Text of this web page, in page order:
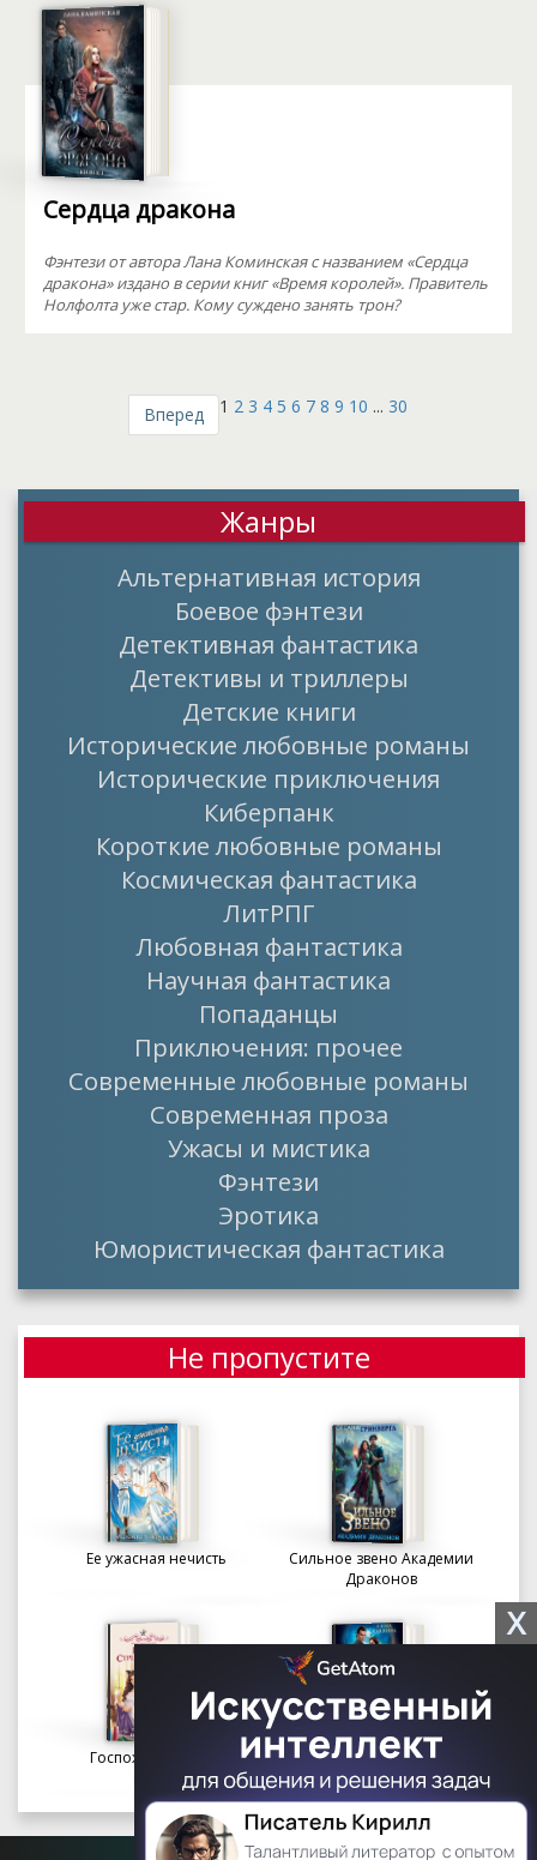
Сердца дракона
Фэнтези от автора Лана Коминская с названием «Сердца
дракона» издано в серии книг «Время королей». Правитель
Нолфолта уже стар. Кому суждено занять трон?
1 2 3 4 5 6 7 8 9 10 ... 30
Вперед
Жанры
Альтернативная история
Боевое фэнтези
Детективная фантастика
Детективы и триллеры
Детские книги
Исторические любовные романы
Исторические приключения
Киберпанк
Короткие любовные романы
Космическая фантастика
ЛитРПГ
Любовная фантастика
Научная фантастика
Попаданцы
Приключения: прочее
Современные любовные романы
Современная проза
Ужасы и мистика
Фэнтези
Эротика
Юмористическая фантастика
Не пропустите
Ее ужасная нечисть
Сильное звено Академии
Драконов
Госпожа портниха
Осколки вечности в
Академии Судьбы
X